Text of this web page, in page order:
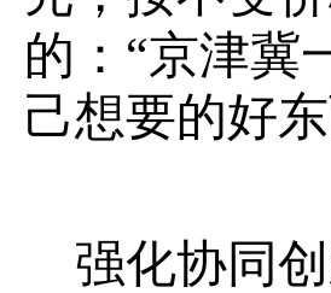
的：“京津冀
己想要的好
强化协同